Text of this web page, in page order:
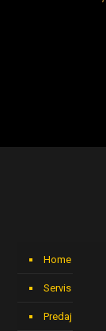
Home
Servis
Predaj